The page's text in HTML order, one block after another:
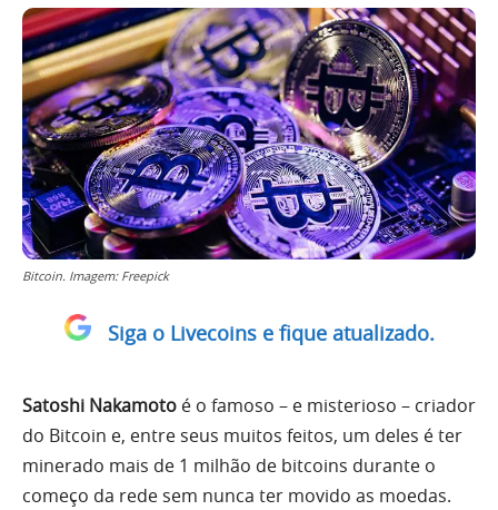
Bitcoin. Imagem: Freepick
Siga o Livecoins e fique atualizado.
Satoshi Nakamoto é o famoso – e misterioso – criador
do Bitcoin e, entre seus muitos feitos, um deles é ter
minerado mais de 1 milhão de bitcoins durante o
começo da rede sem nunca ter movido as moedas.